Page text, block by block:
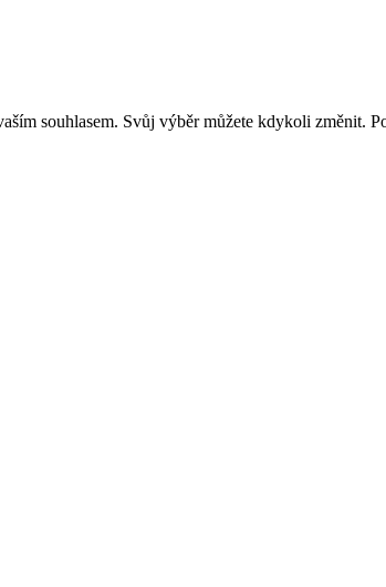
souhlasem. Svůj výběr můžete kdykoli změnit.